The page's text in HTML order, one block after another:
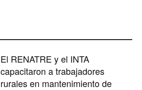
El RENATRE y el INTA
capacitaron a trabajadores
rurales en mantenimiento de